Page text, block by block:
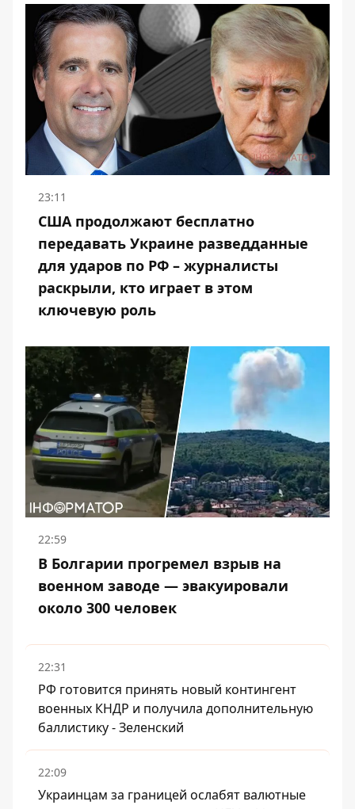
23:11
США продолжают бесплатно
передавать Украине разведданные
для ударов по РФ – журналисты
раскрыли, кто играет в этом
ключевую роль
22:59
В Болгарии прогремел взрыв на
военном заводе — эвакуировали
около 300 человек
22:31
РФ готовится принять новый контингент
военных КНДР и получила дополнительную
баллистику - Зеленский
22:09
Украинцам за границей ослабят валютные